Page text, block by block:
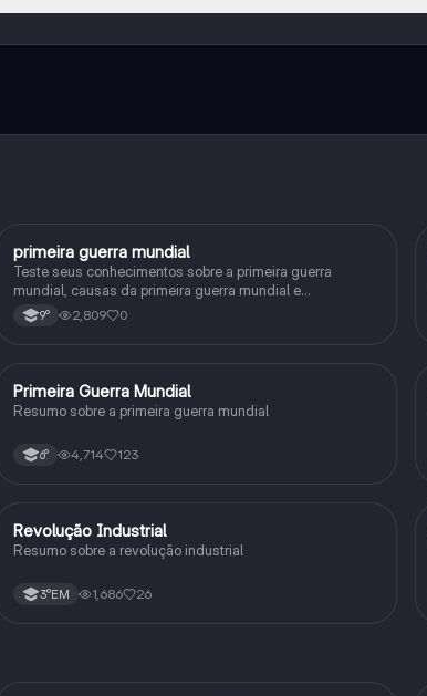
História
primeira guerra mundial
Teste seus conhecimentos sobre a primeira guerra
mundial, causas da primeira guerra mundial e
consequências da Primeira Guerra Mundial, fases da
primeira guerra mundial
9° 2,809 0
História
Primeira Guerra Mundial
Resumo sobre a primeira guerra mundial
6° 4,714 123
História
Revolução Industrial
Resumo sobre a revolução industrial
3°EM 1,686 26